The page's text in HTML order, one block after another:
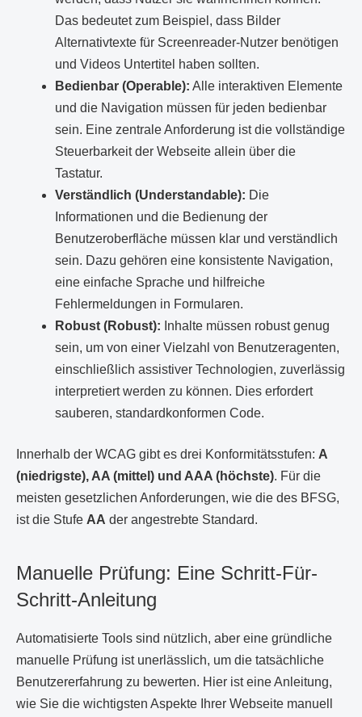
Das bedeutet zum Beispiel, dass Bilder
Alternativtexte für Screenreader-Nutzer benötigen
und Videos Untertitel haben sollten.
Bedienbar (Operable): Alle interaktiven Elemente
und die Navigation müssen für jeden bedienbar
sein. Eine zentrale Anforderung ist die vollständige
Steuerbarkeit der Webseite allein über die
Tastatur.
Verständlich (Understandable): Die
Informationen und die Bedienung der
Benutzeroberfläche müssen klar und verständlich
sein. Dazu gehören eine konsistente Navigation,
eine einfache Sprache und hilfreiche
Fehlermeldungen in Formularen.
Robust (Robust): Inhalte müssen robust genug
sein, um von einer Vielzahl von Benutzeragenten,
einschließlich assistiver Technologien, zuverlässig
interpretiert werden zu können. Dies erfordert
sauberen, standardkonformen Code.
Innerhalb der WCAG gibt es drei Konformitätsstufen: A
(niedrigste), AA (mittel) und AAA (höchste). Für die
meisten gesetzlichen Anforderungen, wie die des BFSG,
ist die Stufe AA der angestrebte Standard.
Manuelle Prüfung: Eine Schritt-Für-
Schritt-Anleitung
Automatisierte Tools sind nützlich, aber eine gründliche
manuelle Prüfung ist unerlässlich, um die tatsächliche
Benutzererfahrung zu bewerten. Hier ist eine Anleitung,
wie Sie die wichtigsten Aspekte Ihrer Webseite manuell